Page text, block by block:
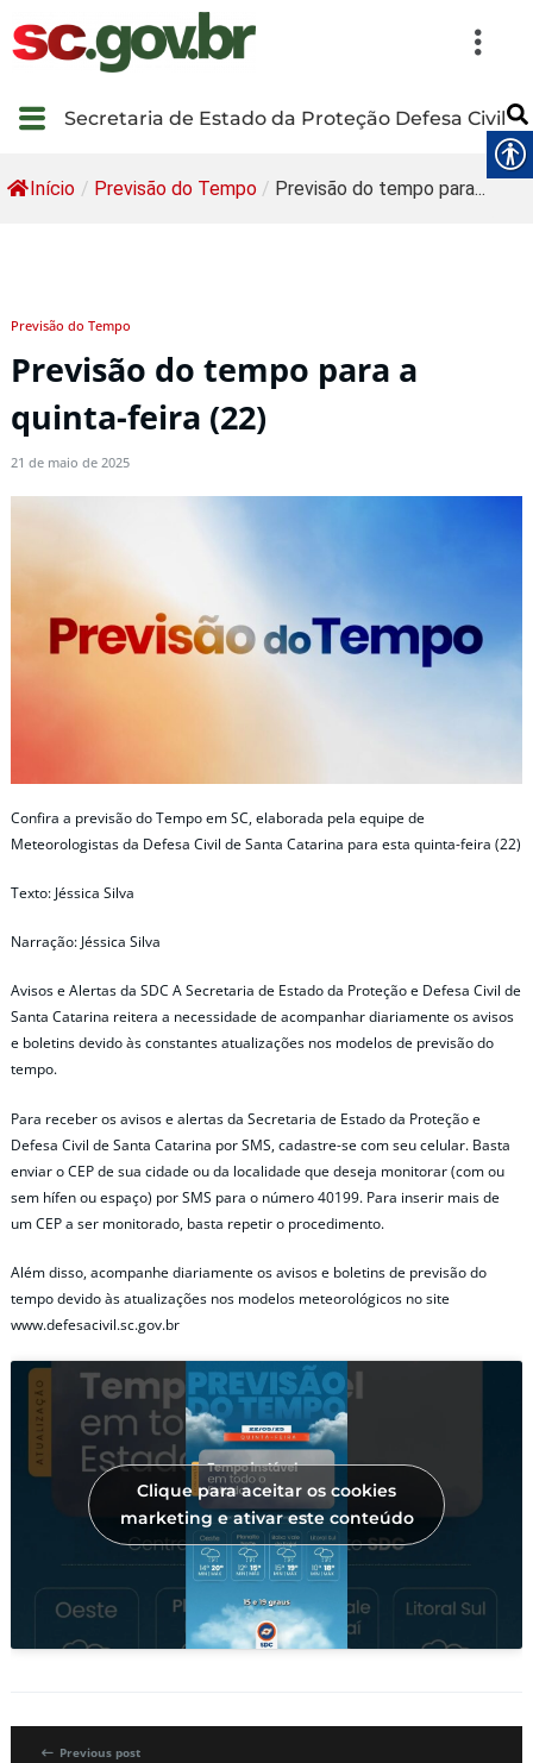
Secretaria de Estado da Proteção Defesa Civil
Início / Previsão do Tempo / Previsão do tempo para...
Previsão do Tempo
Previsão do tempo para a
quinta-feira (22)
21 de maio de 2025
Confira a previsão do Tempo em SC, elaborada pela equipe de
Meteorologistas da Defesa Civil de Santa Catarina para esta quinta-feira (22)
Texto: Jéssica Silva
Narração: Jéssica Silva
Avisos e Alertas da SDC A Secretaria de Estado da Proteção e Defesa Civil de
Santa Catarina reitera a necessidade de acompanhar diariamente os avisos
e boletins devido às constantes atualizações nos modelos de previsão do
tempo.
Para receber os avisos e alertas da Secretaria de Estado da Proteção e
Defesa Civil de Santa Catarina por SMS, cadastre-se com seu celular. Basta
enviar o CEP de sua cidade ou da localidade que deseja monitorar (com ou
sem hífen ou espaço) por SMS para o número 40199. Para inserir mais de
um CEP a ser monitorado, basta repetir o procedimento.
Além disso, acompanhe diariamente os avisos e boletins de previsão do
tempo devido às atualizações nos modelos meteorológicos no site
www.defesacivil.sc.gov.br
Clique para aceitar os cookies
marketing e ativar este conteúdo
Previous post